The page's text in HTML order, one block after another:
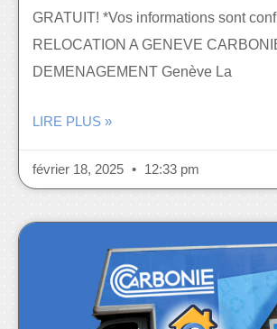
GRATUIT! *Vos informations sont
RELOCATION A GENEVE
DEMENAGEMENT Genève La
LIRE PLUS »
février 18, 2025 12:33 pm